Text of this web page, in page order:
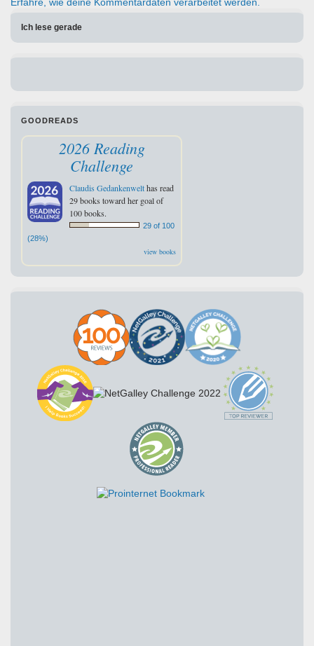
Ich lese gerade
GOODREADS
2026 Reading
Challenge
Claudis Gedankenwelthas read
29 books toward her goal of
100 books.
29 of 100
(28%)
view books